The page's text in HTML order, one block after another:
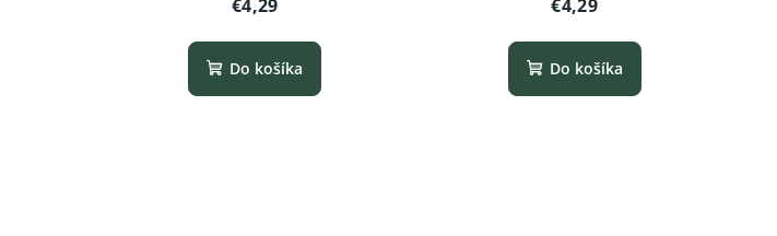
€4,29
Do košíka
€4,29
Do košíka